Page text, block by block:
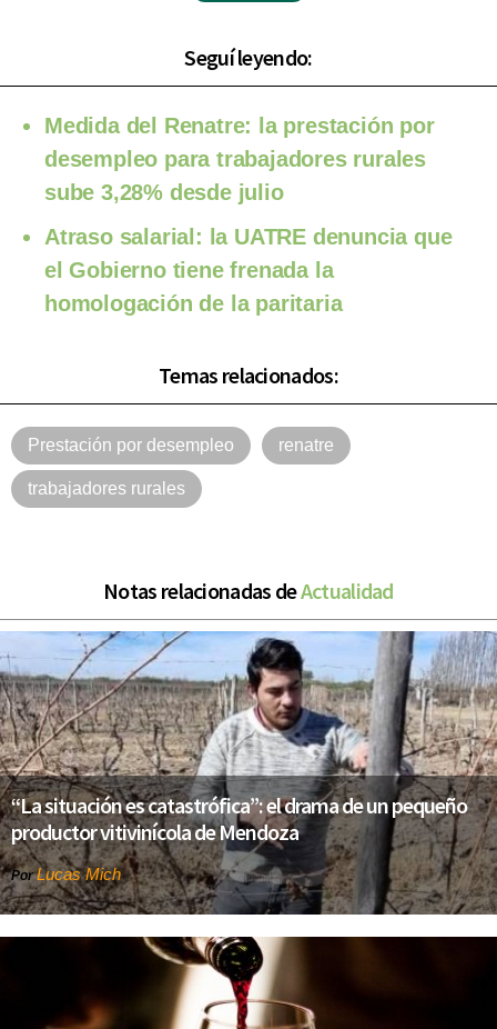
Seguí leyendo:
Medida del Renatre: la prestación por
desempleo para trabajadores rurales
sube 3,28% desde julio
Atraso salarial: la UATRE denuncia que
el Gobierno tiene frenada la
homologación de la paritaria
Temas relacionados:
Prestación por desempleo renatre
trabajadores rurales
Notas relacionadas deActualidad
“La situación es catastrófica”: el drama de un pequeño
productor vitivinícola de Mendoza
PorLucas Mich